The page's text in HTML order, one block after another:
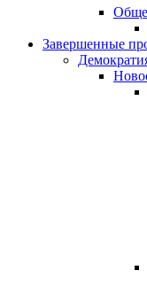
Завершенные